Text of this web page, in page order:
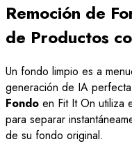
Remoción de
de Productos
Un fondo limpio es a
generación de IA
Fondo en Fit It On utiliza
para separar
de su fondo original.